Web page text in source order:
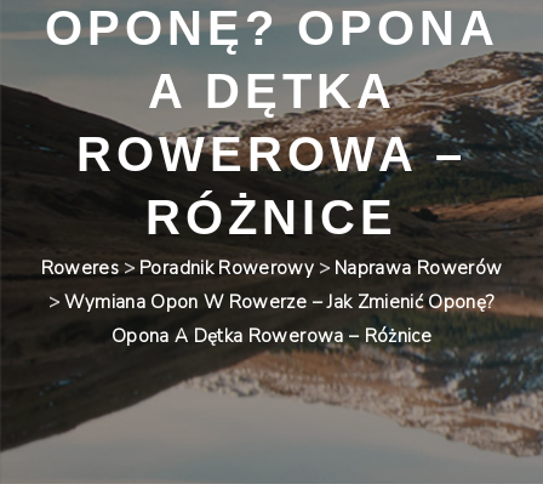
OPONĘ? OPONA
A DĘTKA
ROWEROWA –
RÓŻNICE
Roweres> Poradnik Rowerowy > Naprawa Rowerów
>Wymiana Opon W Rowerze – Jak Zmienić Oponę?
Opona A Dętka Rowerowa – Różnice